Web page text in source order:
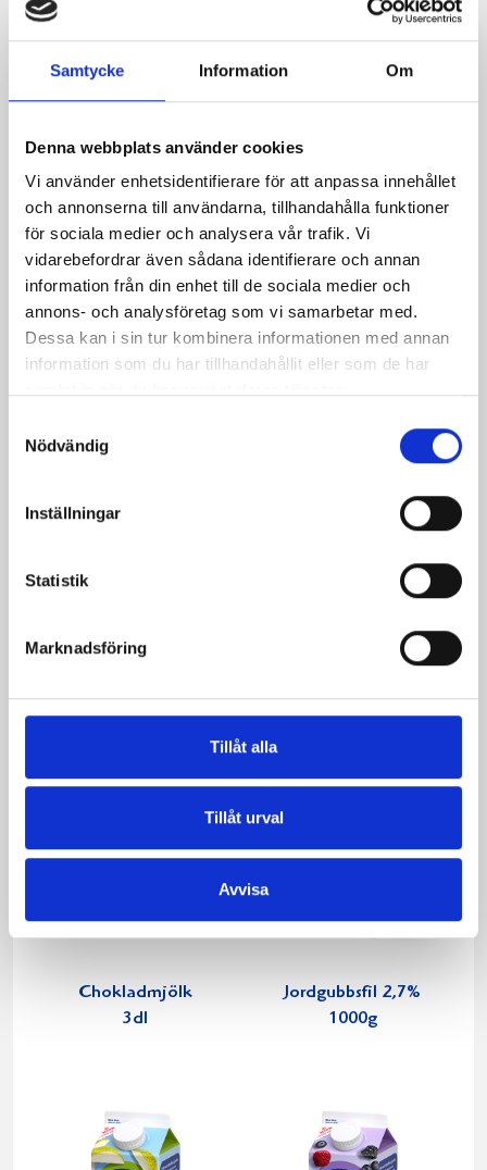
Samtycke Information Om
Denna webbplats använder cookies
Vi använder enhetsidentifierare för att anpassa innehållet
och annonserna till användarna, tillhandahålla funktioner
för sociala medier och analysera vår trafik. Vi
vidarebefordrar även sådana identifierare och annan
information från din enhet till de sociala medier och
annons- och analysföretag som vi samarbetar med.
Dessa kan i sin tur kombinera informationen med annan
information som du har tillhandahållit eller som de har
Nödvändig
Inställningar
Statistik
Marknadsföring
Tillåt alla
Tillåt urval
Avvisa
med kolagömma
Produkter i receptet:
Mellanmjölk
Chokladmjölk 1
Chokladmjölk
3dl
Jordgubbsfil 2,7%
1000g